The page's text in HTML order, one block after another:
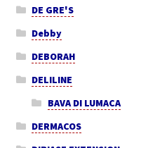
DE GRE'S
Debby
DEBORAH
DELILINE
BAVA DI LUMACA
DERMACOS